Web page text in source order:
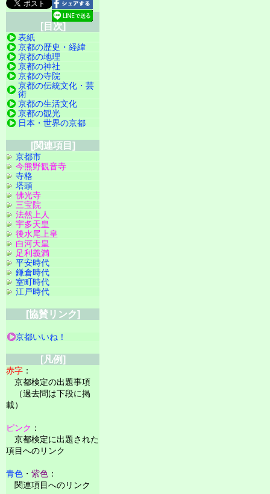
[目次]
表紙
京都の歴史・経緯
京都の地理
京都の神社
京都の寺院
京都の伝統文化・芸
術
京都の生活文化
京都の観光
日本・世界の京都
[関連項目]
京都市
今熊野観音寺
寺格
塔頭
佛光寺
三宝院
法然上人
宇多天皇
後水尾上皇
白河天皇
足利義満
平安時代
鎌倉時代
室町時代
江戸時代
[協賛リンク]
京都いいね！
[凡例]
赤字 ：
京都検定の出題事項
（過去問は下段に掲
載）
ピンク ：
京都検定に出題された
項目へのリンク
青色 ・ 紫色 ：
関連項目へのリンク